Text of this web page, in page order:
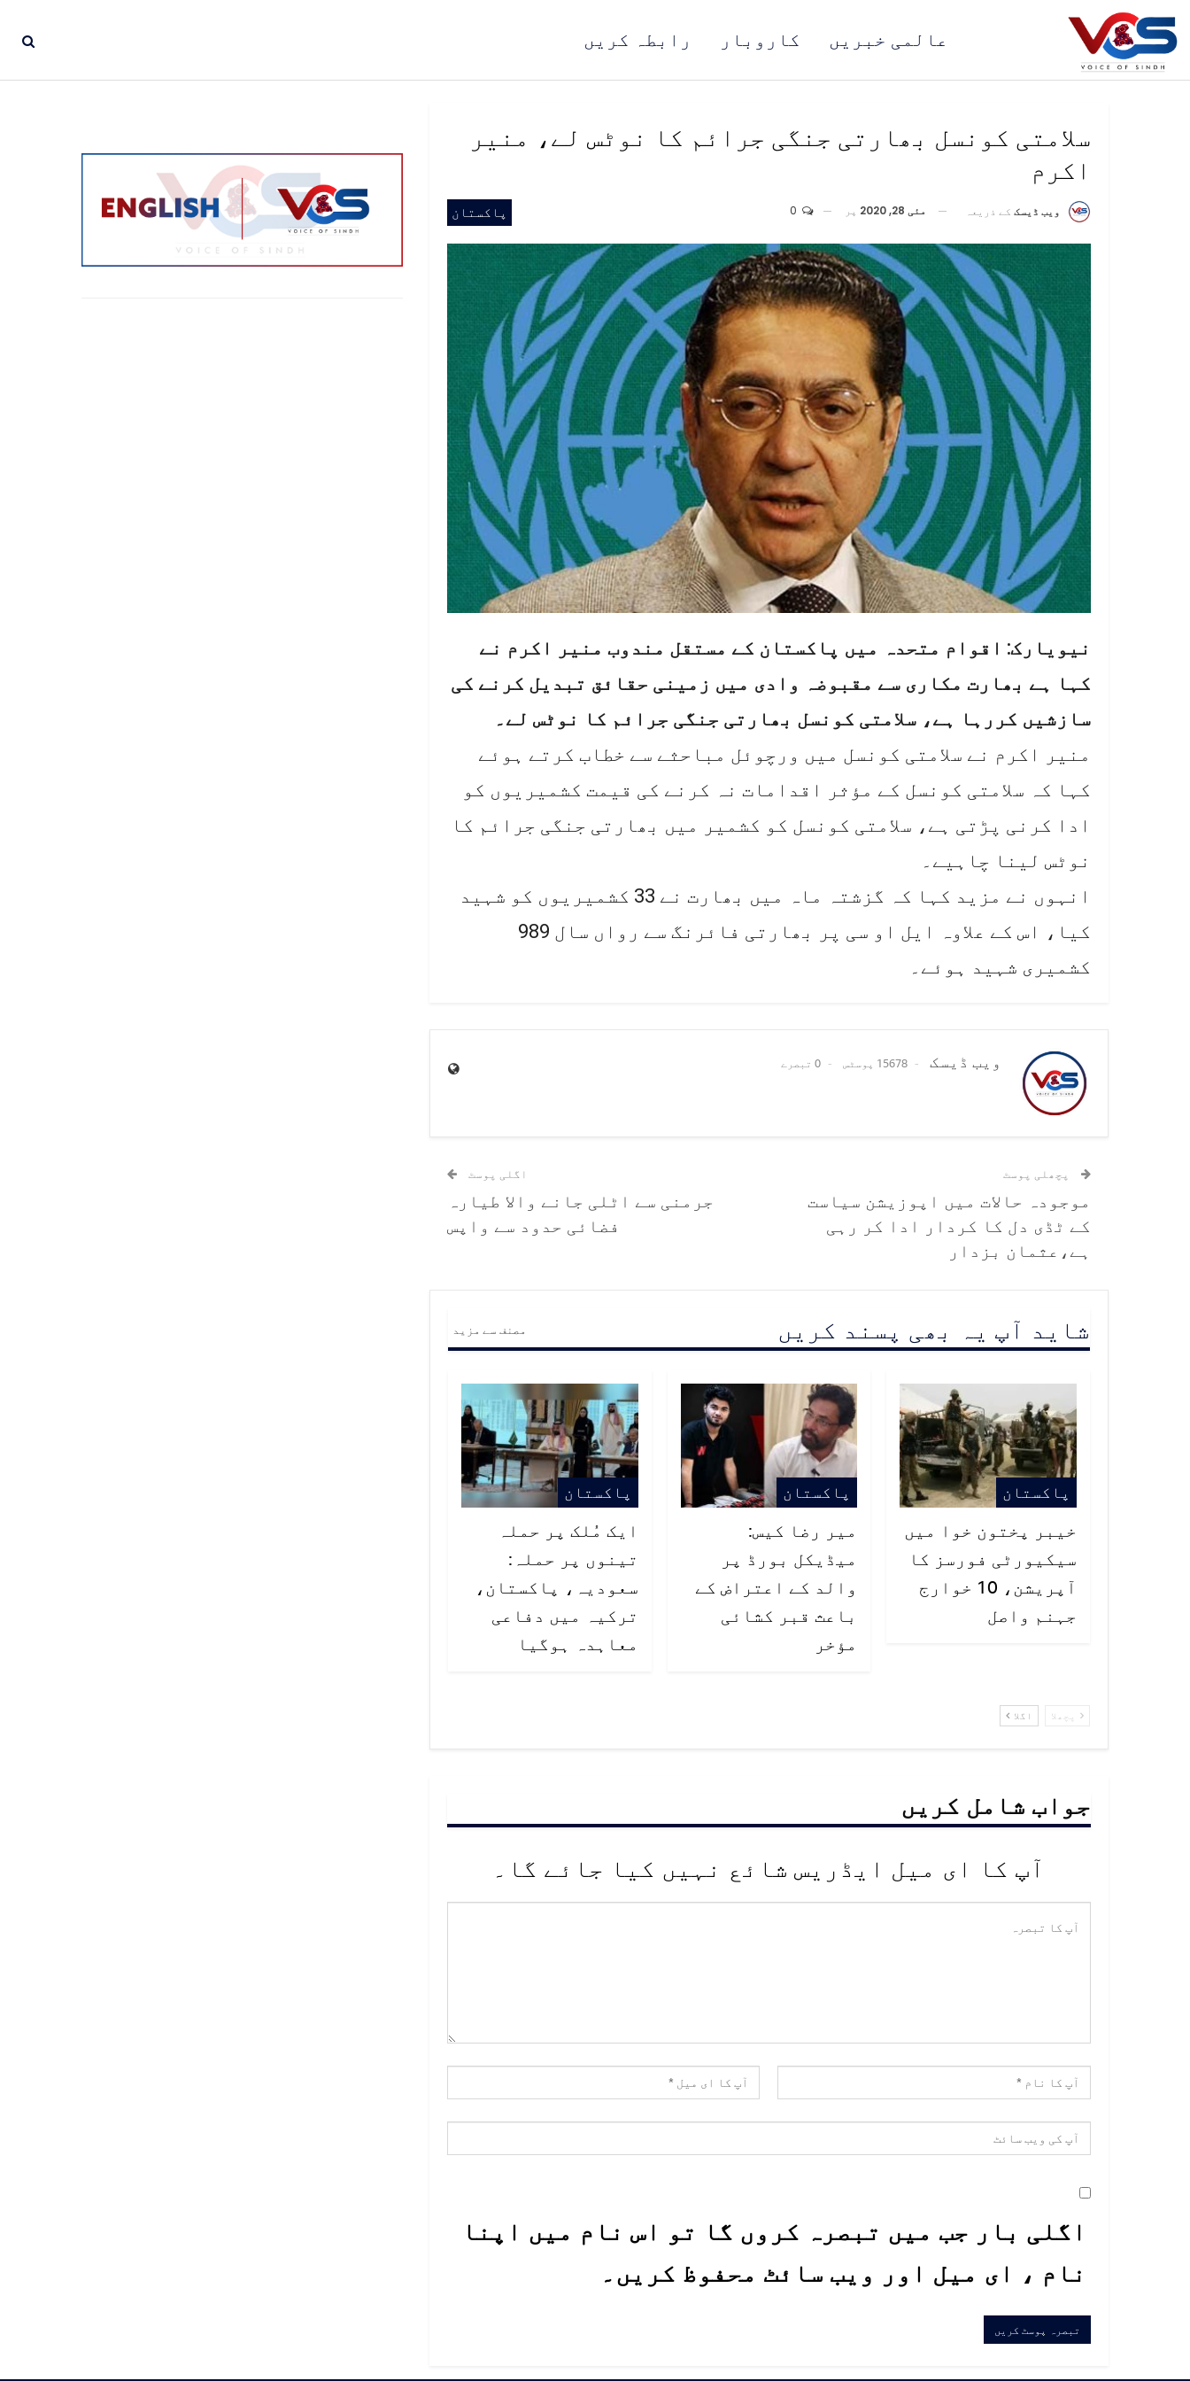
رابطہ کریں کاروبار عالمی خبریں
سلامتی کونسل بھارتی جنگی جرائم کا نوٹس لے، منیر
اکرم
پاکستان ویب ڈیسک کے ذریعہ مئی 28, 2020 پر
نیویارک: اقوام متحدہ میں پاکستان کے مستقل مندوب منیر اکرم نے
کہا ہے بھارت مکاری سے مقبوضہ وادی میں زمینی حقائق تبدیل کرنے کی
سازشیں کررہا ہے، سلامتی کونسل بھارتی جنگی جرائم کا نوٹس لے۔
منیر اکرم نے سلامتی کونسل میں ورچوئل مباحثے سے خطاب کرتے ہوئے
کہا کہ سلامتی کونسل کے مؤثر اقدامات نہ کرنے کی قیمت کشمیریوں کو
ادا کرنی پڑتی ہے، سلامتی کونسل کو کشمیر میں بھارتی جنگی جرائم کا
نوٹس لینا چاہیے۔
انہوں نے مزید کہا کہ گزشتہ ماہ میں بھارت نے 33 کشمیریوں کو شہید
کیا، اس کے علاوہ ایل او سی پر بھارتی فائرنگ سے رواں سال 989
کشمیری شہید ہوئے۔
ویب ڈیسک 15678 پوسٹس 0 تبصرے
پچھلی پوسٹ
موجودہ حالات میں اپوزیشن سیاست
کے ٹڈی دل کا کردار ادا کر رہی
ہے،عثمان بزدار
اگلی پوسٹ
جرمنی سے اٹلی جانے والا طیارہ
فضائی حدود سے واپس
شاید آپ یہ بھی پسند کریں مصنف سے مزید
پاکستان
خیبر پختون خوا میں
سیکیورٹی فورسز کا
آپریشن، 10 خوارج
جہنم واصل
پاکستان
میر رضا کیس:
میڈیکل بورڈ پر
والد کے اعتراض کے
باعث قبر کشائی
مؤخر
پاکستان
ایک مُلک پر حملہ
تینوں پر حملہ:
سعودیہ، پاکستان،
ترکیہ میں دفاعی
معاہدہ ہوگیا
پچھلا اگلا
جواب شامل کریں
آپ کا ای میل ایڈریس شائع نہیں کیا جائے گا۔
اگلی بار جب میں تبصرہ کروں گا تو اس نام میں اپنا
نام ، ای میل اور ویب سائٹ محفوظ کریں۔